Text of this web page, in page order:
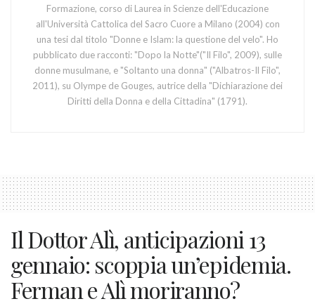
Formazione, corso di Laurea in Scienze dell'Educazione
all'Università Cattolica del Sacro Cuore a Milano (2004) con
una tesi dal titolo "Donne e Islam: la questione del velo". Ho
pubblicato due racconti: "Dopo la Notte"("Il Filo", 2009), sulle
donne musulmane, e "Soltanto una donna" ("Albatros-Il Filo",
2011), su Olympe de Gouges, autrice della "Dichiarazione dei
Diritti della Donna e della Cittadina" (1791).
Il Dottor Alì, anticipazioni 13
gennaio: scoppia un’epidemia.
Ferman e Alì moriranno?